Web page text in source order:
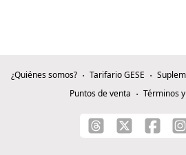
¿Quiénes somos? Tarifario GESE
Puntos de venta
Términos